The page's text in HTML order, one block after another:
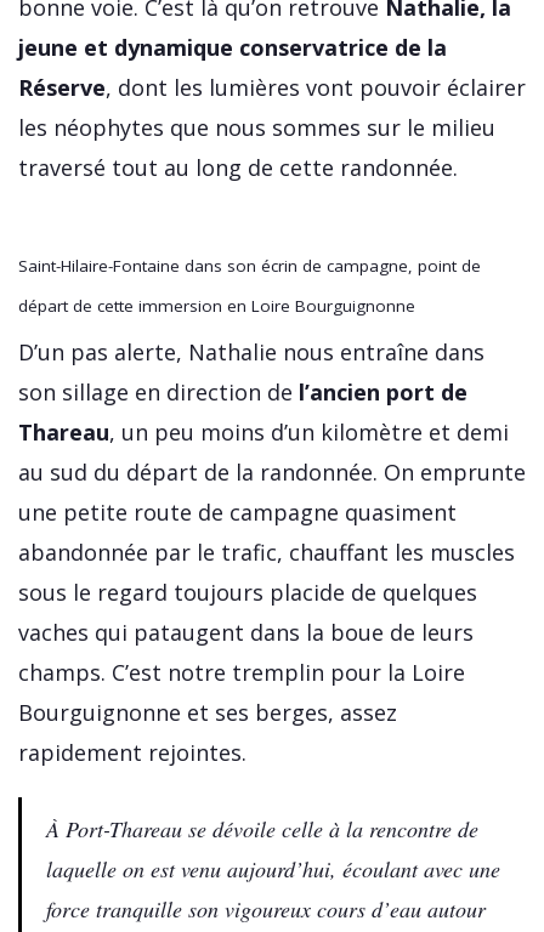
bonne voie. C’est là qu’on retrouve Nathalie, la
jeune et dynamique conservatrice de la
Réserve, dont les lumières vont pouvoir éclairer
les néophytes que nous sommes sur le milieu
traversé tout au long de cette randonnée.
Saint-Hilaire-Fontaine dans son écrin de campagne, point de
départ de cette immersion en Loire Bourguignonne
D’un pas alerte, Nathalie nous entraîne dans
son sillage en direction de l’ancien port de
Thareau, un peu moins d’un kilomètre et demi
au sud du départ de la randonnée. On emprunte
une petite route de campagne quasiment
abandonnée par le trafic, chauffant les muscles
sous le regard toujours placide de quelques
vaches qui pataugent dans la boue de leurs
champs. C’est notre tremplin pour la Loire
Bourguignonne et ses berges, assez
rapidement rejointes.
À Port-Thareau se dévoile celle à la rencontre de
laquelle on est venu aujourd’hui, écoulant avec une
force tranquille son vigoureux cours d’eau autour